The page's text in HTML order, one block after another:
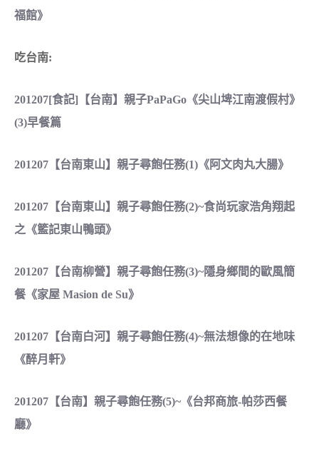
福館》
吃台南:
201207[食記]【台南】親子PaPaGo《尖山埤江南渡假村》
(3)早餐篇
201207【台南東山】親子尋飽任務(1)《阿文肉丸大腸》
201207【台南東山】親子尋飽任務(2)~食尚玩家浩角翔起
之《籃記東山鴨頭》
201207【台南柳營】親子尋飽任務(3)~隱身鄉間的歐風簡
餐《家屋 Masion de Su》
201207【台南白河】親子尋飽任務(4)~無法想像的在地味
《醉月軒》
201207【台南】親子尋飽任務(5)~《台邦商旅-帕莎西餐
廳》